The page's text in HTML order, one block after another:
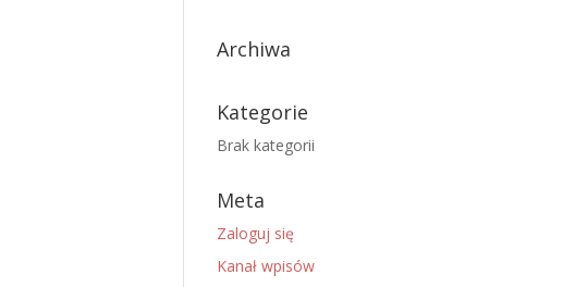
Archiwa
Kategorie
Brak kategorii
Meta
Zaloguj się
Kanał wpisów